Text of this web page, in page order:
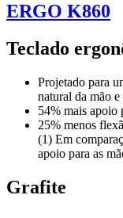
ERGO K860
Teclado
Projetado para
natural da mão e
54% mais apoio
25% menos
(1) Em
apoio para as
Grafite